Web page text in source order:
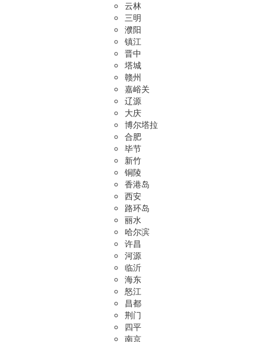
云林
三明
濮阳
镇江
晋中
塔城
赣州
嘉峪关
辽源
大庆
博尔塔拉
合肥
毕节
新竹
铜陵
香港岛
西安
路环岛
丽水
哈尔滨
许昌
河源
临沂
海东
怒江
昌都
荆门
四平
南京